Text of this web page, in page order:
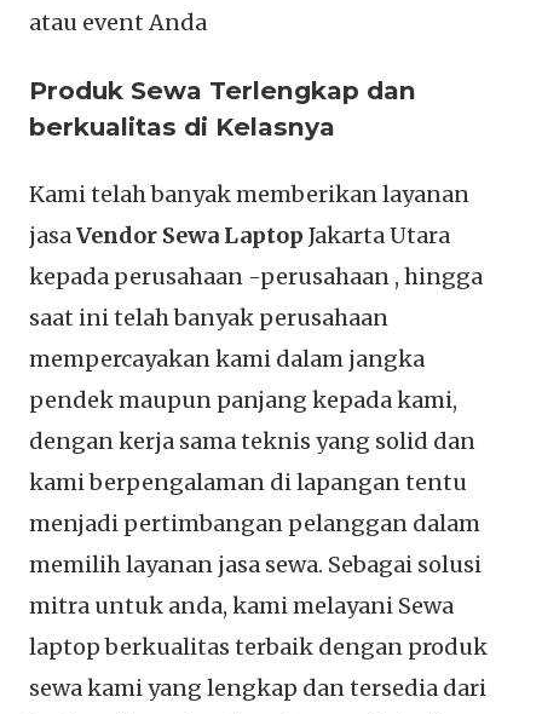
atau event Anda
Produk Sewa Terlengkap dan
berkualitas di Kelasnya
Kami telah banyak memberikan layanan
jasaVendor Sewa Laptop Jakarta Utara
kepada perusahaan -perusahaan , hingga
saat ini telah banyak perusahaan
mempercayakan kami dalam jangka
pendek maupun panjang kepada kami,
dengan kerja sama teknis yang solid dan
kami berpengalaman di lapangan tentu
menjadi pertimbangan pelanggan dalam
memilih layanan jasa sewa. Sebagai solusi
mitra untuk anda, kami melayani Sewa
laptop berkualitas terbaik dengan produk
sewa kami yang lengkap dan tersedia dari